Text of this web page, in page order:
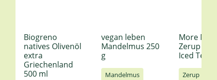
Biogreno
natives Olivenöl
extra
Griechenland
500 ml
vegan leben
Mandelmus 250
g
Mandelmus
More
Zerup
Iced Tea
Zerup